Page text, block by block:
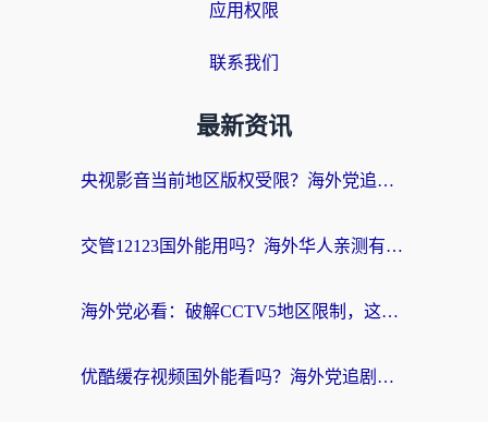
应用权限
联系我们
最新资讯
央视影音当前地区版权受限？海外党追剧看片的终极解决方案来了
交管12123国外能用吗？海外华人亲测有效的回国加速器选择指南
海外党必看：破解CCTV5地区限制，这样看欧洲杯奥运直播才够爽！
优酷缓存视频国外能看吗？海外党追剧看片的终极解决方案来了